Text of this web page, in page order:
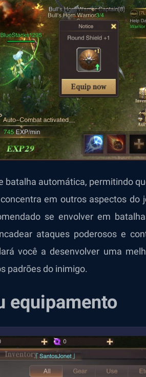
batalha automática, permitindo
em outros aspectos do
se envolver em
ataques poderosos e
você a desenvolver uma
padrões do inimigo.
equipamento